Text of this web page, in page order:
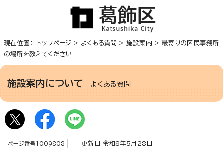
現在位置： トップページ > よくある質問 > 施設案内 > 最寄りの区民事務所
の場所を教えてください
施設案内について よくある質問
ページ番号1009808 更新日 令和8年5月28日